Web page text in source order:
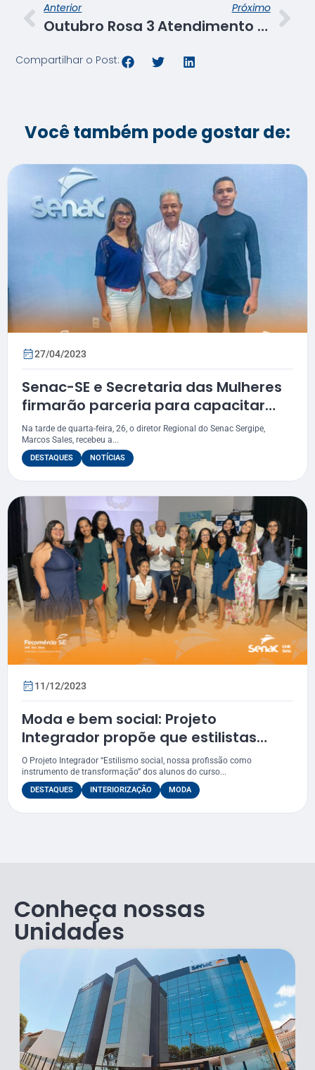
Anterior
Outubro Rosa 3
Próximo
Atendimento corporativo
Compartilhar o Post:
Você também pode gostar de:
27/04/2023
Senac-SE e Secretaria das Mulheres
firmarão parceria para capacitar
vítimas da violência doméstica
Na tarde de quarta-feira, 26, o diretor Regional do Senac Sergipe,
Marcos Sales, recebeu a...
DESTAQUES NOTÍCIAS
11/12/2023
Moda e bem social: Projeto
Integrador propõe que estilistas
tenham voz ativa para causas
sociais
O Projeto Integrador “Estilismo social, nossa profissão como
instrumento de transformação” dos alunos do curso...
DESTAQUES INTERIORIZAÇÃO MODA
Conheça nossas
Unidades